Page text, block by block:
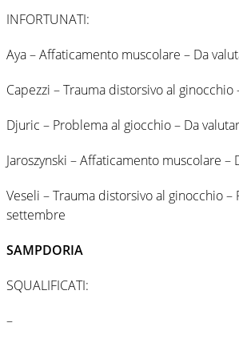
INFORTUNATI:
Aya – Affaticamento muscolare – Da
Capezzi – Trauma distorsivo al ginocchio
Djuric – Problema al giocchio – Da
Jaroszynski – Affaticamento muscolare –
Veseli – Trauma distorsivo al ginocchio –
settembre
SAMPDORIA
SQUALIFICATI:
–